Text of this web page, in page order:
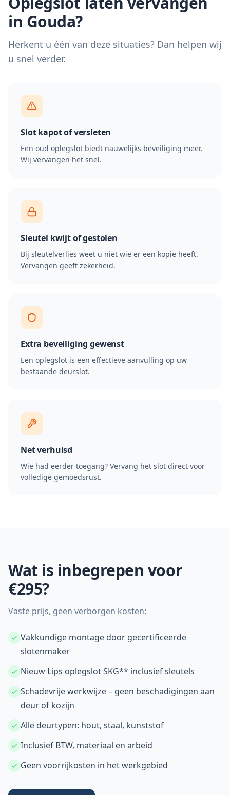
in Gouda?
Herkent u één van deze situaties? Dan helpen wij
u snel verder.
Slot kapot of versleten
Een oud oplegslot biedt nauwelijks beveiliging meer.
Wij vervangen het snel.
Sleutel kwijt of gestolen
Bij sleutelverlies weet u niet wie er een kopie heeft.
Vervangen geeft zekerheid.
Extra beveiliging gewenst
Een oplegslot is een effectieve aanvulling op uw
bestaande deurslot.
Net verhuisd
Wie had eerder toegang? Vervang het slot direct voor
volledige gemoedsrust.
Wat is inbegrepen voor
€295?
Vaste prijs, geen verborgen kosten:
Vakkundige montage door gecertificeerde
slotenmaker
Nieuw Lips oplegslot SKG** inclusief sleutels
Schadevrije werkwijze – geen beschadigingen aan
deur of kozijn
Alle deurtypen: hout, staal, kunststof
Inclusief BTW, materiaal en arbeid
Geen voorrijkosten in het werkgebied